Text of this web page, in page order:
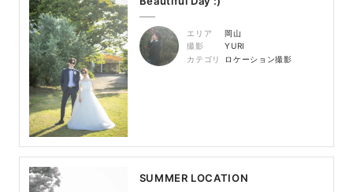
エリア
岡山
撮影
YURI
カテゴリ
ロケーション撮影
SUMMER LOCATION